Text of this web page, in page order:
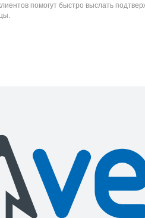
помогут быстро выслать